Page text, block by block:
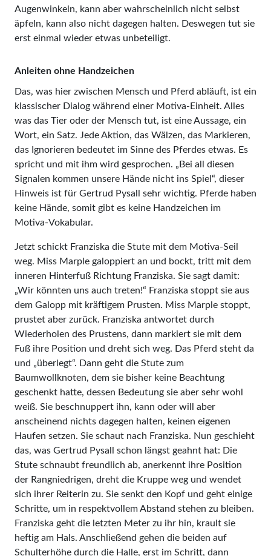
Augenwinkeln, kann aber wahrscheinlich nicht selbst
äpfeln, kann also nicht dagegen halten. Deswegen tut sie
erst einmal wieder etwas unbeteiligt.
Anleiten ohne Handzeichen
Das, was hier zwischen Mensch und Pferd abläuft, ist ein
klassischer Dialog während einer Motiva-Einheit. Alles
was das Tier oder der Mensch tut, ist eine Aussage, ein
Wort, ein Satz. Jede Aktion, das Wälzen, das Markieren,
das Ignorieren bedeutet im Sinne des Pferdes etwas. Es
spricht und mit ihm wird gesprochen. „Bei all diesen
Signalen kommen unsere Hände nicht ins Spiel“, dieser
Hinweis ist für Gertrud Pysall sehr wichtig. Pferde haben
keine Hände, somit gibt es keine Handzeichen im
Motiva-Vokabular.
Jetzt schickt Franziska die Stute mit dem Motiva-Seil
weg. Miss Marple galoppiert an und bockt, tritt mit dem
inneren Hinterfuß Richtung Franziska. Sie sagt damit:
„Wir könnten uns auch treten!“ Franziska stoppt sie aus
dem Galopp mit kräftigem Prusten. Miss Marple stoppt,
prustet aber zurück. Franziska antwortet durch
Wiederholen des Prustens, dann markiert sie mit dem
Fuß ihre Position und dreht sich weg. Das Pferd steht da
und „überlegt“. Dann geht die Stute zum
Baumwollknoten, dem sie bisher keine Beachtung
geschenkt hatte, dessen Bedeutung sie aber sehr wohl
weiß. Sie beschnuppert ihn, kann oder will aber
anscheinend nichts dagegen halten, keinen eigenen
Haufen setzen. Sie schaut nach Franziska. Nun geschieht
das, was Gertrud Pysall schon längst geahnt hat: Die
Stute schnaubt freundlich ab, anerkennt ihre Position
der Rangniedrigen, dreht die Kruppe weg und wendet
sich ihrer Reiterin zu. Sie senkt den Kopf und geht einige
Schritte, um in respektvollem Abstand stehen zu bleiben.
Franziska geht die letzten Meter zu ihr hin, krault sie
heftig am Hals. Anschließend gehen die beiden auf
Schulterhöhe durch die Halle, erst im Schritt, dann